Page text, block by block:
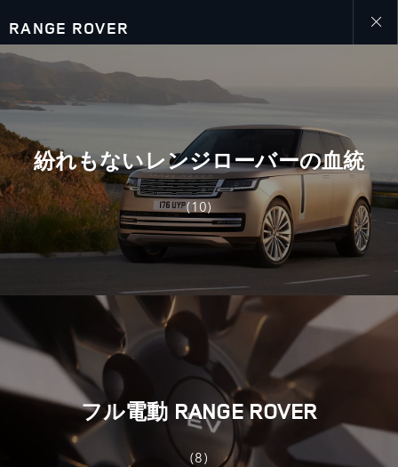
RANGE ROVER
紛れもないレンジローバーの血統
(10)
フル電動 RANGE ROVER​
(8)